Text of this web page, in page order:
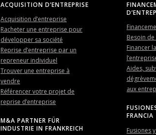
ACQUISITION D’ENTREPRISE
Acquisition d’entreprise
Racheter une entreprise pour
développer sa société
Reprise d’entreprise par un
repreneur individuel
Trouver une entreprise à
vendre
Référencer votre projet de
reprise d’entreprise
M&A PARTNER FÜR
INDUSTRIE IN FRANKREICH
Besoin
Financer
Aides,
aux
FRANCIA
Fusiones